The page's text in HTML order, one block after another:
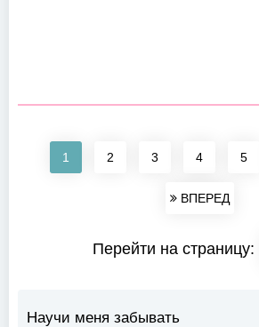
1 2 3 4 5
ВПЕРЕД
Перейти на страницу:
Научи меня забывать